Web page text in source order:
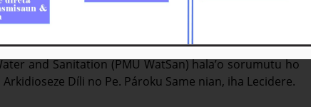
Bee Timor-Leste, Empreza Públika (BTL, E.P) akompaña
and Sanitation (PMU WatSan) hala’o sorumutu ho
Díli no Pe. Pároku Same nian, iha Lecidere.